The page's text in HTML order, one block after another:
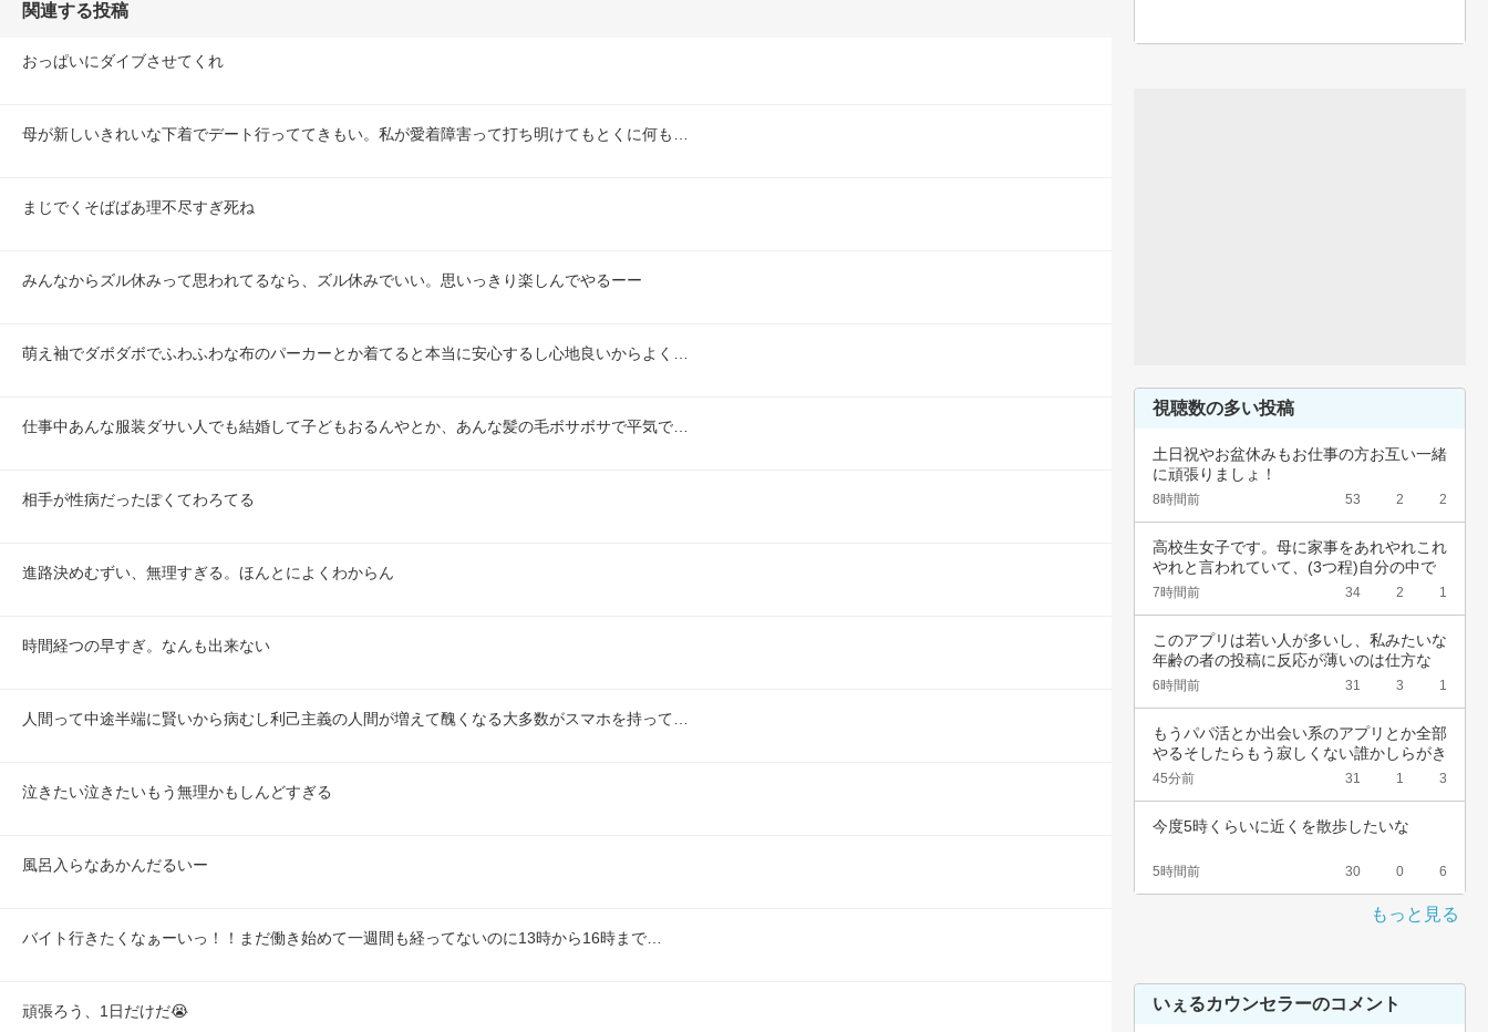
関連する投稿
おっぱいにダイブさせてくれ
母が新しいきれいな下着でデート行っててきもい。私が愛着障害って打ち明けてもとくに何も…
まじでくそばばあ理不尽すぎ死ね
みんなからズル休みって思われてるなら、ズル休みでいい。思いっきり楽しんでやるーー
萌え袖でダボダボでふわふわな布のパーカーとか着てると本当に安心するし心地良いからよく…
仕事中あんな服装ダサい人でも結婚して子どもおるんやとか、あんな髪の毛ボサボサで平気で…
相手が性病だったぽくてわろてる
進路決めむずい、無理すぎる。ほんとによくわからん
時間経つの早すぎ。なんも出来ない
人間って中途半端に賢いから病むし利己主義の人間が増えて醜くなる大多数がスマホを持って…
泣きたい泣きたいもう無理かもしんどすぎる
風呂入らなあかんだるいー
バイト行きたくなぁーいっ！！まだ働き始めて一週間も経ってないのに13時から16時まで…
頑張ろう、1日だけだ😭
視聴数の多い投稿
土日祝やお盆休みもお仕事の方お互い一緒
に頑張りましょ！
8時間前 53 2 2
高校生女子です。母に家事をあれやれこれ
やれと言われていて、(3つ程)自分の中で
キリが…
7時間前 34 2 1
このアプリは若い人が多いし、私みたいな
年齢の者の投稿に反応が薄いのは仕方な
い…って思…
6時間前 31 3 1
もうパパ活とか出会い系のアプリとか全部
やるそしたらもう寂しくない誰かしらがき
っと愛し…
45分前 31 1 3
今度5時くらいに近くを散歩したいな
5時間前 30 0 6
もっと見る
いぇるカウンセラーのコメント